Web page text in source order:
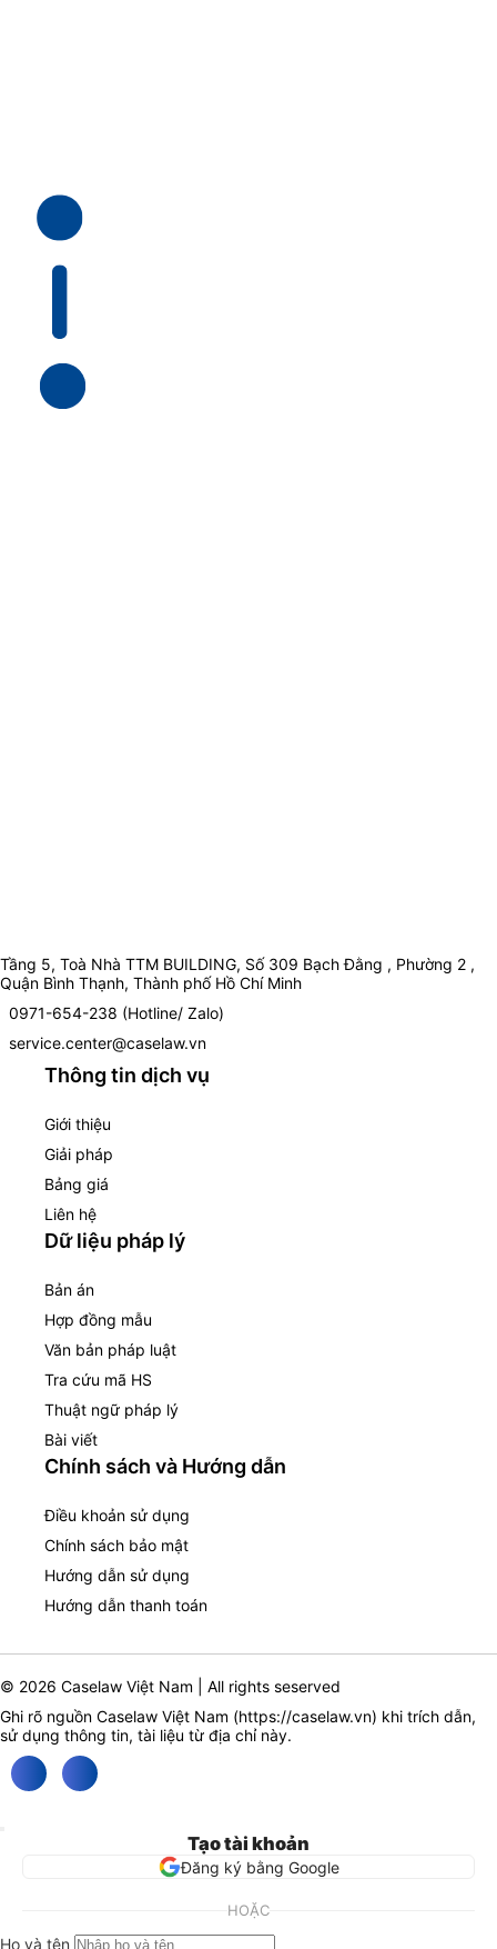
Tầng 5, Toà Nhà TTM BUILDING, Số 309 Bạch Đằng , Phường 2 ,
Quận Bình Thạnh, Thành phố Hồ Chí Minh
0971-654-238 (Hotline/ Zalo)
service.center@caselaw.vn
Thông tin dịch vụ
Giới thiệu
Giải pháp
Bảng giá
Liên hệ
Dữ liệu pháp lý
Bản án
Hợp đồng mẫu
Văn bản pháp luật
Tra cứu mã HS
Thuật ngữ pháp lý
Bài viết
Chính sách và Hướng dẫn
Điều khoản sử dụng
Chính sách bảo mật
Hướng dẫn sử dụng
Hướng dẫn thanh toán
© 2026 Caselaw Việt Nam | All rights seserved
Ghi rõ nguồn Caselaw Việt Nam (https://caselaw.vn) khi trích dẫn,
sử dụng thông tin, tài liệu từ địa chỉ này.
Tạo tài khoản
Đăng ký bằng Google
HOẶC
Họ và tên